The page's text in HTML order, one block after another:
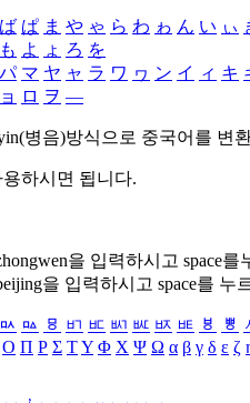
ば ぱ ま や ゃ ら わ ゎ ん い ぃ
も よ ょ ろ を
パ マ ヤ ャ ラ ワ ヮ ン イ ィ キ
ョ ロ ヲ ―
병음)방식으로 중국어를 변
하시면 됩니다.
을 입력하시고 space를
을 입력하시고 space를 누
ㅯ ㅰ ㅱ ㅲ ㅳ ㅴ ㅵ ㅶ ㅷ ㅸ ㅹ
Ο Π Ρ Σ ΤΥ Φ Χ Ψ Ω α β γ δ ε ζ